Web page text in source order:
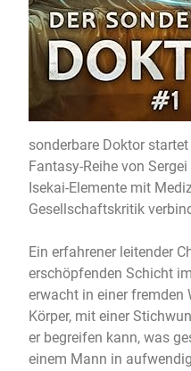
sonderbare Doktor
Fantasy-Reihe von
Isekai-Elemente mit
Gesellschaftskritik
Ein erfahrener leitender
erschöpfenden Schicht
erwacht in einer fremden
Körper, mit einer
er begreifen kann, was
einem Mann in